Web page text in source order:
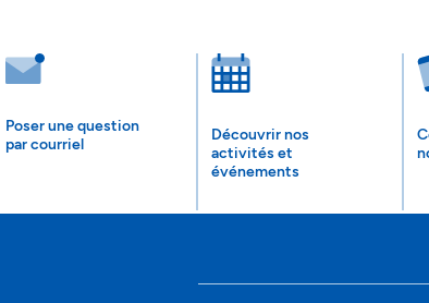
Poser une question
par courriel
Découvrir nos
activités et
événements